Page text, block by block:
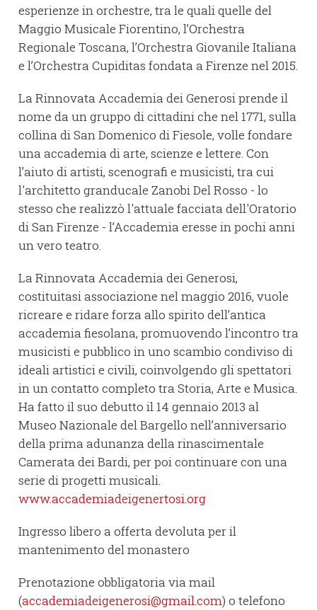
esperienze in orchestre, tra le quali quelle del
Maggio Musicale Fiorentino, l’Orchestra
Regionale Toscana, l’Orchestra Giovanile Italiana
e l’Orchestra Cupiditas fondata a Firenze nel 2015.
La Rinnovata Accademia dei Generosi prende il
nome da un gruppo di cittadini che nel 1771, sulla
collina di San Domenico di Fiesole, volle fondare
una accademia di arte, scienze e lettere. Con
l’aiuto di artisti, scenografi e musicisti, tra cui
l'architetto granducale Zanobi Del Rosso - lo
stesso che realizzò l'attuale facciata dell'Oratorio
di San Firenze - l’Accademia eresse in pochi anni
un vero teatro.
La Rinnovata Accademia dei Generosi,
costituitasi associazione nel maggio 2016, vuole
ricreare e ridare forza allo spirito dell’antica
accademia fiesolana, promuovendo l’incontro tra
musicisti e pubblico in uno scambio condiviso di
ideali artistici e civili, coinvolgendo gli spettatori
in un contatto completo tra Storia, Arte e Musica.
Ha fatto il suo debutto il 14 gennaio 2013 al
Museo Nazionale del Bargello nell’anniversario
della prima adunanza della rinascimentale
Camerata dei Bardi, per poi continuare con una
serie di progetti musicali.
www.accademiadeigenertosi.org
Ingresso libero a offerta devoluta per il
mantenimento del monastero
Prenotazione obbligatoria via mail
(accademiadeigenerosi@gmail.com) o telefono